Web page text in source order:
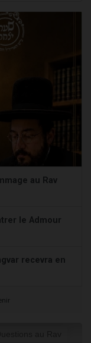
au Rav
le Admour
recevra en